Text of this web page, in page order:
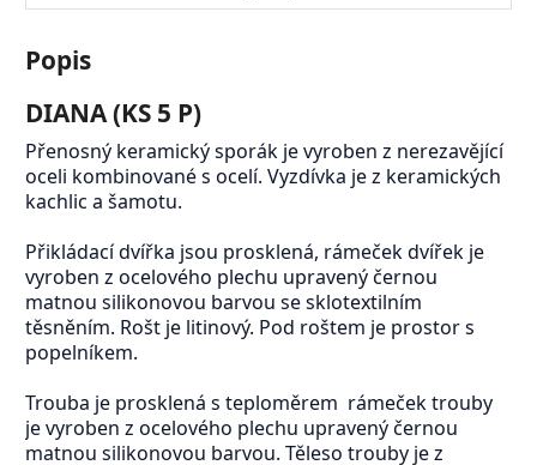
Popis
DIANA (KS 5 P)
Přenosný keramický sporák je vyroben z nerezavějící
oceli kombinované s ocelí. Vyzdívka je z keramických
kachlic a šamotu.
Přikládací dvířka jsou prosklená, rámeček dvířek je
vyroben z ocelového plechu upravený černou
matnou silikonovou barvou se sklotextilním
těsněním. Rošt je litinový. Pod roštem je prostor s
popelníkem.
Trouba je prosklená s teploměrem rámeček trouby
je vyroben z ocelového plechu upravený černou
matnou silikonovou barvou. Těleso trouby je z